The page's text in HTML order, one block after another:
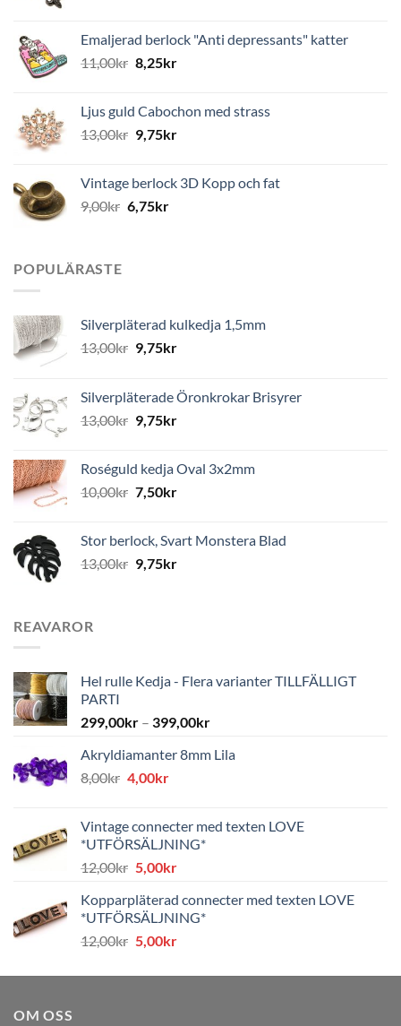
Emaljerad berlock "Anti depressants" katter
11,00kr 8,25kr
Ljus guld Cabochon med strass
13,00kr 9,75kr
Vintage berlock 3D Kopp och fat
9,00kr 6,75kr
POPULÄRASTE
Silverpläterad kulkedja 1,5mm
13,00kr 9,75kr
Silverpläterade Öronkrokar Brisyrer
13,00kr 9,75kr
Roséguld kedja Oval 3x2mm
10,00kr 7,50kr
Stor berlock, Svart Monstera Blad
13,00kr 9,75kr
REAVAROR
Hel rulle Kedja - Flera varianter TILLFÄLLIGT
PARTI
299,00kr – 399,00kr
Akryldiamanter 8mm Lila
8,00kr Det
var:
8,00kr.
4,00krDet
är:
4,00kr.
Vintage connecter med texten LOVE
*UTFÖRSÄLJNING*
12,00kr Det
priset
var:
12,00kr.
5,00krDet
priset
är:
5,00kr.
Kopparpläterad connecter med texten LOVE
*UTFÖRSÄLJNING*
12,00kr Det
priset
5,00krDet
priset
OM OSS